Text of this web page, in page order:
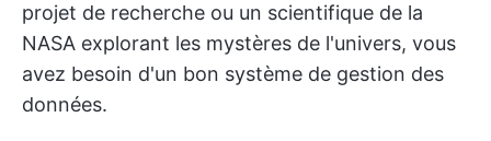
projet de recherche ou un scientifique de la
NASA explorant les mystères de l'univers, vous
avez besoin d'un bon système de gestion des
données.